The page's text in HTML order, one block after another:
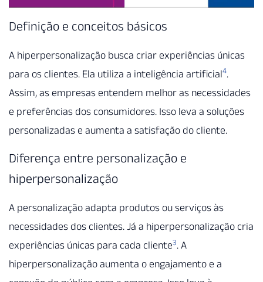
Definição e conceitos básicos
A hiperpersonalização busca criar experiências únicas
para os clientes. Ela utiliza a inteligência artificial4.
Assim, as empresas entendem melhor as necessidades
e preferências dos consumidores. Isso leva a soluções
personalizadas e aumenta a satisfação do cliente.
Diferença entre personalização e
hiperpersonalização
A personalização adapta produtos ou serviços às
necessidades dos clientes. Já a hiperpersonalização cria
experiências únicas para cada cliente3. A
hiperpersonalização aumenta o engajamento e a